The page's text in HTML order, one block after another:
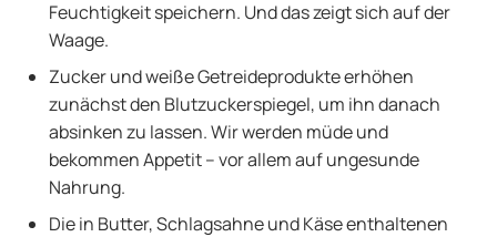
Feuchtigkeit speichern. Und das zeigt sich auf der
Waage.
Zucker und weiße Getreideprodukte erhöhen
zunächst den Blutzuckerspiegel, um ihn danach
absinken zu lassen. Wir werden müde und
bekommen Appetit – vor allem auf ungesunde
Nahrung.
Die in Butter, Schlagsahne und Käse enthaltenen